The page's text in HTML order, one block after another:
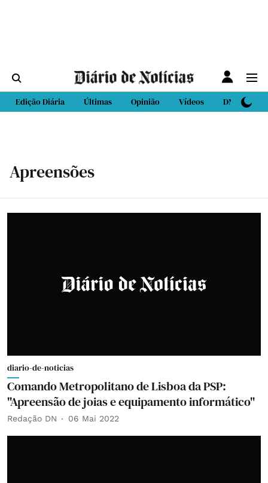
Edição Diária Últimas Opinião Vídeos DN Sport
Apreensões
diario-de-noticias
Comando Metropolitano de Lisboa da PSP:
"Apreensão de joias e equipamento informático"
Redação DN 06 Mai 2022